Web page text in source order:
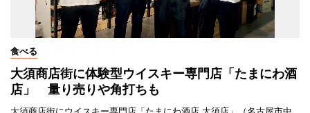
食べる
大須商店街に体験型ウイスキー専門店「たまにわ酒
店」 量り売りや角打ちも
大須商店街にウイスキー専門店「たまにわ酒店 大須店」（名古屋市中